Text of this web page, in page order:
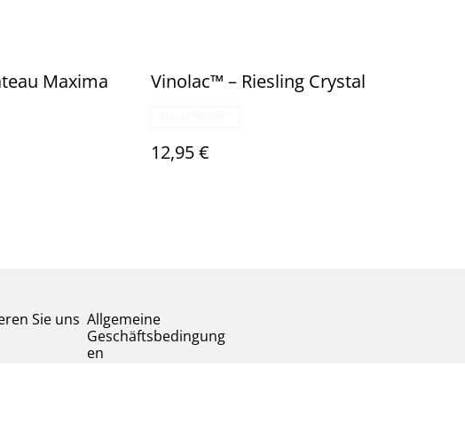
Maxima Vinolac™️ – Riesling Crystal
12,95 €
Sie uns Allgemeine
Geschäftsbedingung
en